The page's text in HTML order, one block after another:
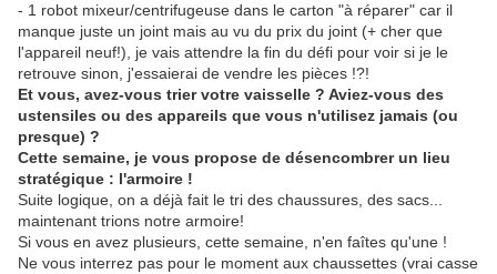
- 1 robot mixeur/centrifugeuse dans le carton "à réparer" car il
manque juste un joint mais au vu du prix du joint (+ cher que
l'appareil neuf!), je vais attendre la fin du défi pour voir si je le
retrouve sinon, j'essaierai de vendre les pièces !?!
Et vous, avez-vous trier votre vaisselle ? Aviez-vous des
ustensiles ou des appareils que vous n'utilisez jamais (ou
presque) ?
Cette semaine, je vous propose de désencombrer un lieu
stratégique : l'armoire !
Suite logique, on a déjà fait le tri des chaussures, des sacs...
maintenant trions notre armoire!
Si vous en avez plusieurs, cette semaine, n'en faîtes qu'une !
Ne vous interrez pas pour le moment aux chaussettes (vrai casse